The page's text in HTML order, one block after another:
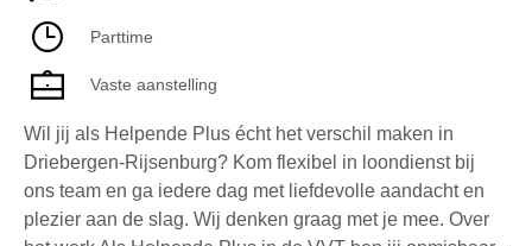
Parttime
Vaste aanstelling
Wil jij als Helpende Plus écht het verschil maken in
Driebergen-Rijsenburg? Kom flexibel in loondienst bij
ons team en ga iedere dag met liefdevolle aandacht en
plezier aan de slag. Wij denken graag met je mee. Over